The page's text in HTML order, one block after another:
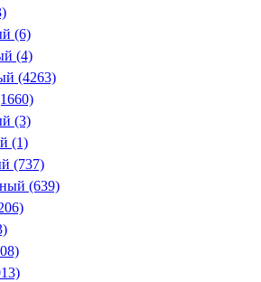
(6)
(4)
(4263)
(3)
(1)
(737)
(639)